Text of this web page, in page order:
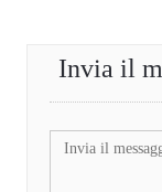
Invia il